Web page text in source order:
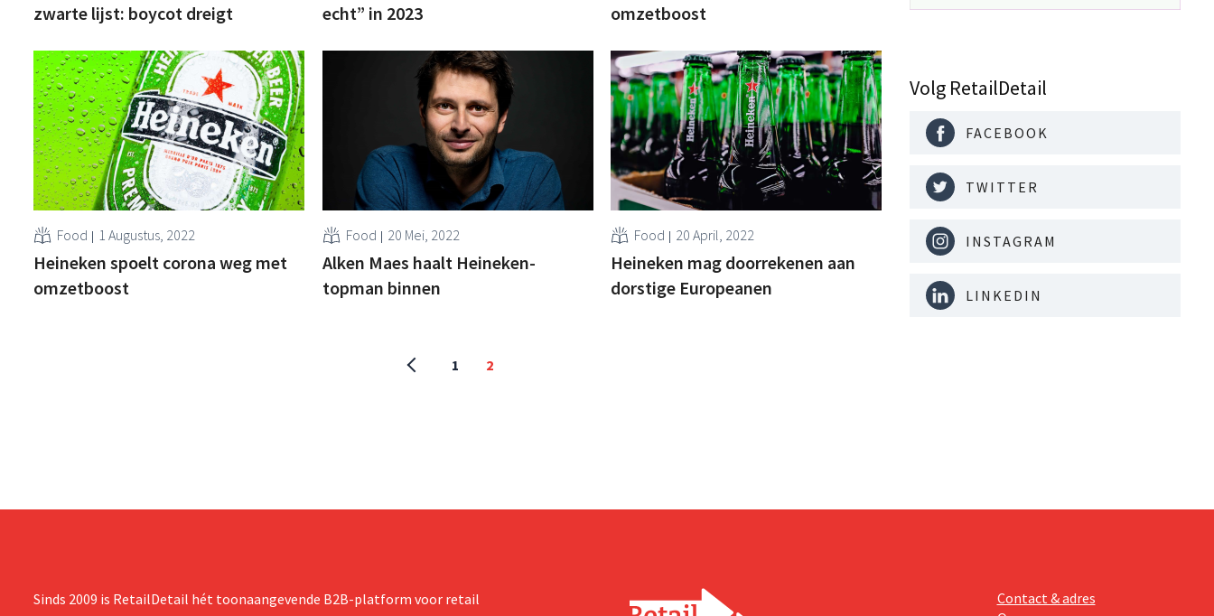
zwarte lijst: boycot dreigt
echt” in 2023
omzetboost
Food 1 Augustus, 2022
Heineken spoelt corona weg met
omzetboost
Food 20 Mei, 2022
Alken Maes haalt Heineken-
topman binnen
Food 20 April, 2022
Heineken mag doorrekenen aan
dorstige Europeanen
1 2
Volg RetailDetail
FACEBOOK
TWITTER
INSTAGRAM
LINKEDIN
Sinds 2009 is RetailDetail hét toonaangevende B2B-platform voor retail
Contact & adres